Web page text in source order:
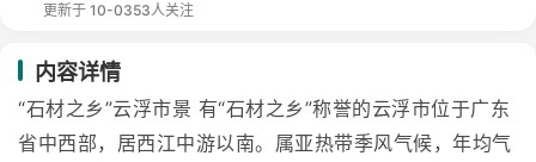
更新于 10-0353人关注
内容详情
“石材之乡”云浮市景 有“石材之乡”称誉的云浮市位于广东
省中西部，居西江中游以南。属亚热带季风气候，年均气